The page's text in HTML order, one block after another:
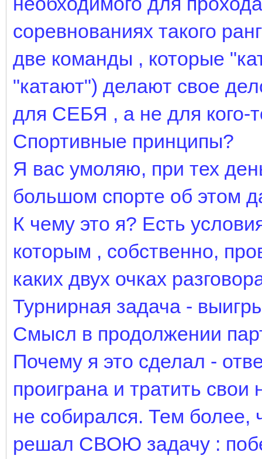
соревнованиях такого
две команды , которые
"катают") делают свое
для СЕБЯ , а не для кого-
Спортивные принципы?
Я вас умоляю, при тех
большом спорте об этом
К чему это я? Есть
которым , собственно,
каких двух очках
Турнирная задача -
Смысл в продолжении
Почему я это сделал -
проиграна и тратить
не собирался. Тем более,
решал СВОЮ задачу :